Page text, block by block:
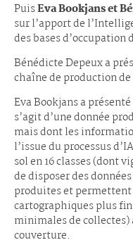
PuisEva Bookjans et
sur l’apport de
des bases d’occupation
Bénédicte Depeux a
chaîne de production de
Eva Bookjans a
s’agit d’une donnée
mais dont les
l’issue du processus
sol en 16 classes (dont
de disposer des
produites et
cartographiques plus
minimales de collectes)
couverture.